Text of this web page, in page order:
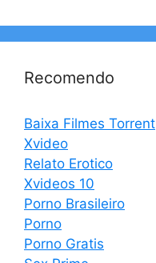
Recomendo
Baixa Filmes Torrent
Xvideo
Relato Erotico
Xvideos 10
Porno Brasileiro
Porno
Porno Gratis